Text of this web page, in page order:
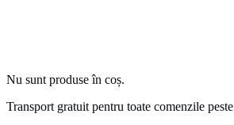
Nu sunt produse în coș.
Transport gratuit pentru toate comenzile peste